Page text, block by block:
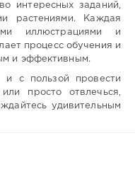
интересных заданий,
растениями. Каждая
иллюстрациями и
процесс обучения и
и эффективным.
и с пользой провести
просто отвлечься,
удивительным